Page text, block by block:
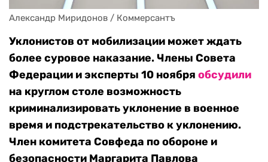
Александр Миридонов / Коммерсантъ
Уклонистов от мобилизации может ждать
более суровое наказание. Члены Совета
Федерации и эксперты 10 ноября обсудили
на круглом столе возможность
криминализировать уклонение в военное
время и подстрекательство к уклонению.
Член комитета Совфеда по обороне и
безопасности Маргарита Павлова